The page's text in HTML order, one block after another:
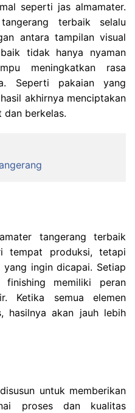
seperti jas almamater.
terbaik selalu
antara tampilan visual
tidak hanya nyaman
meningkatkan rasa
Seperti pakaian yang
akhirnya menciptakan
dan berkelas.
tangerang terbaik
tempat produksi, tetapi
ingin dicapai. Setiap
memiliki peran
Ketika semua elemen
hasilnya akan jauh lebih
untuk memberikan
proses dan kualitas